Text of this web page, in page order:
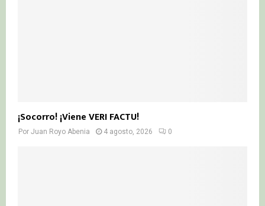
¡Socorro! ¡Viene VERI FACTU!
Por Juan Royo Abenia 4 agosto, 2026 0